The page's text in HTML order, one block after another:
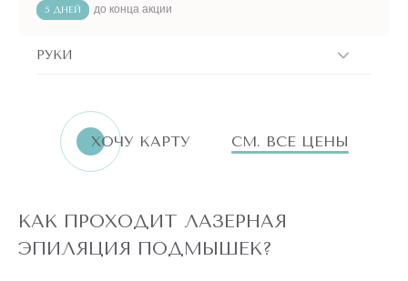
5 ДНЕЙ до конца акции
РУКИ
«Бьютилогия»
ERID:LjN8K4L1t
ПО
ЛАЗЕРНАЯ
ХОЧУ КАРТУ СМ. ВСЕ ЦЕНЫ
КАК ПРОХОДИТ ЛАЗЕРНАЯ
ЭПИЛЯЦИЯ ПОДМЫШЕК?